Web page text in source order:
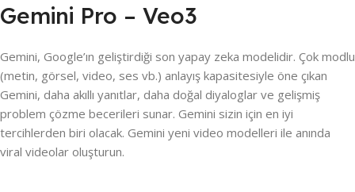
Gemini Pro – Veo3
Gemini, Google’ın geliştirdiği son yapay zeka modelidir. Çok modlu
(metin, görsel, video, ses vb.) anlayış kapasitesiyle öne çıkan
Gemini, daha akıllı yanıtlar, daha doğal diyaloglar ve gelişmiş
problem çözme becerileri sunar. Gemini sizin için en iyi
tercihlerden biri olacak. Gemini yeni video modelleri ile anında
viral videolar oluşturun.